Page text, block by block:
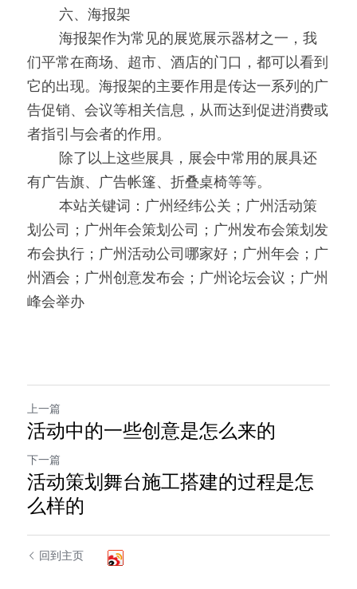
六、海报架
海报架作为常见的展览展示器材之一，我
们平常在商场、超市、酒店的门口，都可以看到
它的出现。海报架的主要作用是传达一系列的广
告促销、会议等相关信息，从而达到促进消费或
者指引与会者的作用。
除了以上这些展具，展会中常用的展具还
有广告旗、广告帐篷、折叠桌椅等等。
本站关键词：广州经纬公关；广州活动策
划公司；广州年会策划公司；广州发布会策划发
布会执行；广州活动公司哪家好；广州年会；广
州酒会；广州创意发布会；广州论坛会议；广州
峰会举办
上一篇
活动中的一些创意是怎么来的
下一篇
活动策划舞台施工搭建的过程是怎
么样的
回到主页